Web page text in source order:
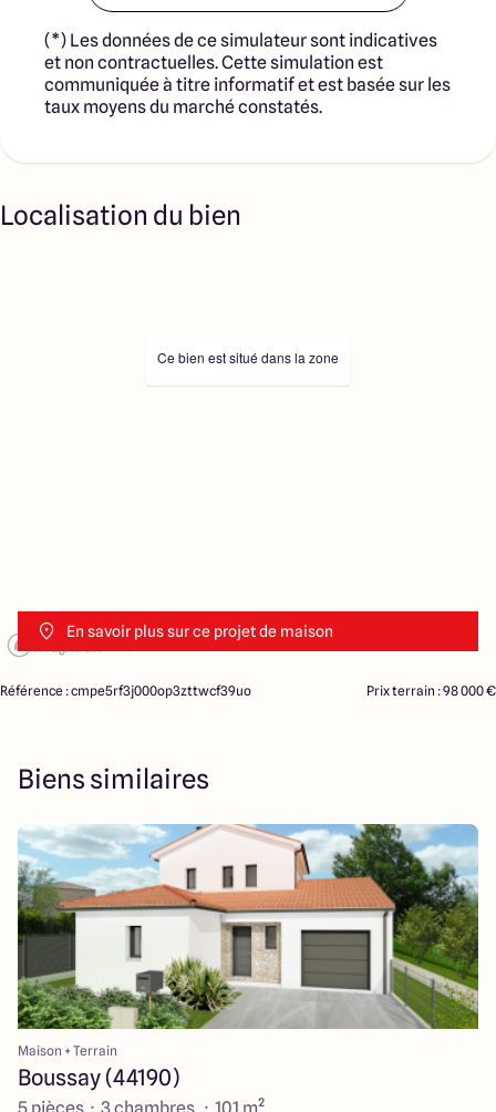
(*) Les données de ce simulateur sont indicatives
et non contractuelles. Cette simulation est
communiquée à titre informatif et est basée sur les
taux moyens du marché constatés.
Localisation du bien
En savoir plus sur ce projet de maison
Ce bien est situé dans la zone
Référence : cmpe5rf3j000op3zttwcf39uo Prix terrain : 98 000 €
Biens similaires
Maison + Terrain
Boussay (44190)